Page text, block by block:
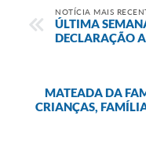
NOTÍCIA MAIS
ÚLTIMA
DECLARAÇÃO
MATEADA DA
CRIANÇAS,